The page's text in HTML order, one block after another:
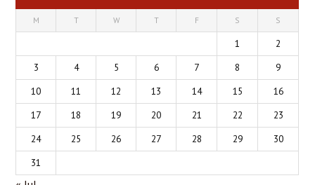
M T W T F S S
1
2
3
4 5 6 7 8
9
10
11 12 13 14 15
16
17
18 19 20 21 22
23
24
25 26 27 28 29
30
31